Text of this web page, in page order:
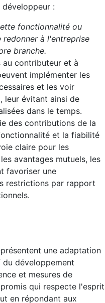
développeur :
fonctionnalité ou
à l'entreprise
branche.
contributeur et à
implémenter les
et les voir
leur évitant ainsi de
dans le temps.
des contributions de la
et la fiabilité
claire pour les
avantages mutuels, les
favoriser une
restrictions par rapport
une adaptation
développement
et mesures de
qui respecte l'esprit
en répondant aux